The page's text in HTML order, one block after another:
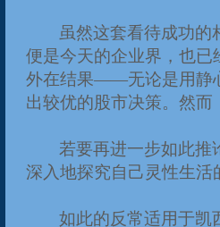
虽然这套看待成功
便是今天的企业界，也
外在结果——无论是用静
出较优的股市决策。然
若要再进一步如此推
深入地探究自己灵性生活
如此的反常适用于凯